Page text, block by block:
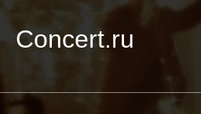
Concert.ru